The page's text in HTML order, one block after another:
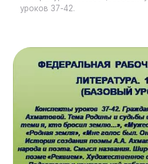
уроков 37-42.